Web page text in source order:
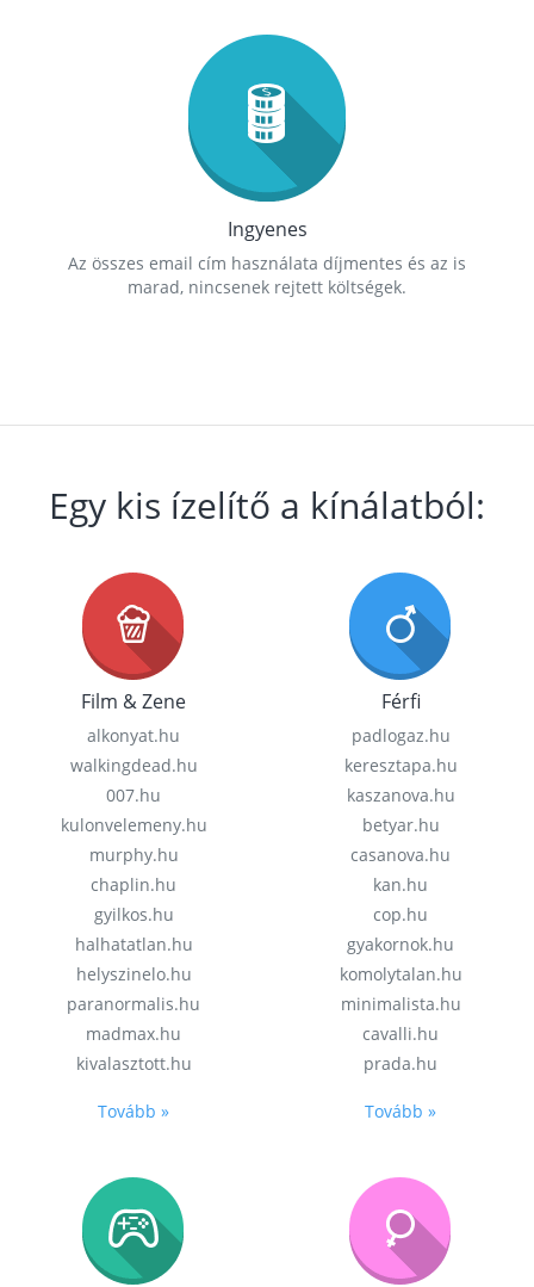
Ingyenes
Az összes email cím használata díjmentes és az is
marad, nincsenek rejtett költségek.
Egy kis ízelítő a kínálatból:
Film & Zene
alkonyat.hu
walkingdead.hu
007.hu
kulonvelemeny.hu
murphy.hu
chaplin.hu
gyilkos.hu
halhatatlan.hu
helyszinelo.hu
paranormalis.hu
madmax.hu
kivalasztott.hu
Tovább »
Férfi
padlogaz.hu
keresztapa.hu
kaszanova.hu
betyar.hu
casanova.hu
kan.hu
cop.hu
gyakornok.hu
komolytalan.hu
minimalista.hu
cavalli.hu
prada.hu
Tovább »